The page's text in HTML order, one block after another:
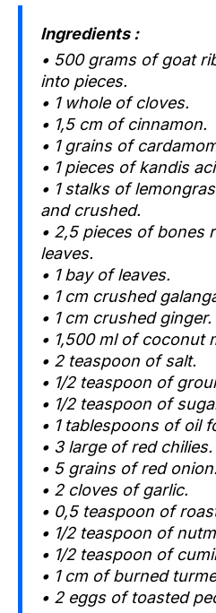
Ingredients :
• 500 grams of goat
into pieces.
• 1 whole of cloves.
• 1,5 cm of cinnamon.
• 1 grains of
• 1 pieces of kandis
• 1 stalks of
and crushed.
• 2,5 pieces of bones
leaves.
• 1 bay of leaves.
• 1 cm crushed
• 1 cm crushed ginger.
• 1,500 ml of coconut
• 2 teaspoon of salt.
• 1/2 teaspoon of
• 1/2 teaspoon of
• 1 tablespoons of oil
• 3 large of red chilies.
• 5 grains of red onion.
• 2 cloves of garlic.
• 0,5 teaspoon of
• 1/2 teaspoon of
• 1/2 teaspoon of
• 1 cm of burned
• 2 eggs of toasted